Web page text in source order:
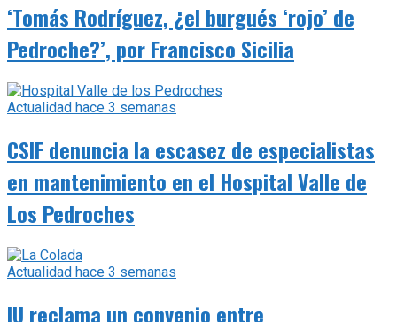
‘Tomás Rodríguez, ¿el burgués ‘rojo’ de
Pedroche?’, por Francisco Sicilia
Actualidad hace 3 semanas
CSIF denuncia la escasez de especialistas
en mantenimiento en el Hospital Valle de
Los Pedroches
Actualidad hace 3 semanas
IU reclama un convenio entre